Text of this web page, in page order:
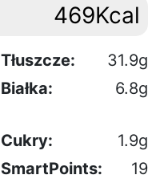
469Kcal
Tłuszcze:
31.9g
Białka: 6.8g
Cukry:
1.9g
SmartPoints: 19